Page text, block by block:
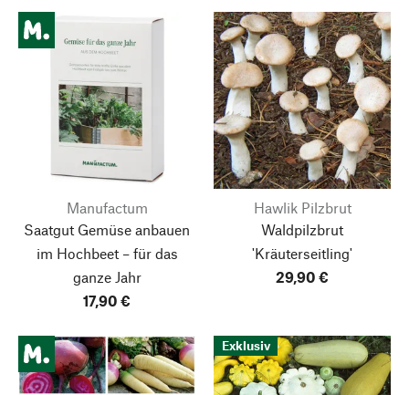
Manufactum
Saatgut Gemüse anbauen
im Hochbeet – für das
ganze Jahr
17,90 €
Hawlik Pilzbrut
Waldpilzbrut
'Kräuterseitling'
29,90 €
Exklusiv